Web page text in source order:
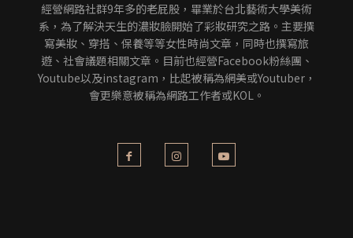
經營網路社群9年多的老屁股，畢業於台北藝術大學美術
系，為了解決天生的濃妝臉開始了彩妝研究之路。主要撰
寫美妝、穿搭、保養等等女性時尚文章，同時也撰寫旅
遊、社會議題相關文章。目前也經營Facebook粉絲團、
Youtube以及instagram，比起被稱為網美或Youtuber，
會更樂意被稱為網路工作者或KOL。